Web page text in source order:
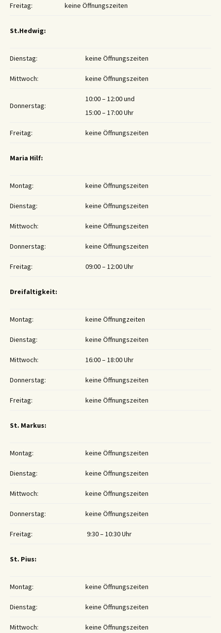
Freitag: keine Öffnungszeiten
St.Hedwig:
Dienstag: keine Öffnungszeiten
Mittwoch: keine Öffnungszeiten
Donnerstag:
10:00 – 12:00 und
15:00 – 17:00 Uhr
Freitag: keine Öffnungszeiten
Maria Hilf:
Montag: keine Öffnungszeiten
Dienstag: keine Öffnungszeiten
Mittwoch: keine Öffnungszeiten
Donnerstag: keine Öffnungszeiten
Freitag: 09:00 – 12:00 Uhr
Dreifaltigkeit:
Montag: keine Öffnungzeiten
Dienstag: keine Öffnungszeiten
Mittwoch: 16:00 – 18:00 Uhr
Donnerstag: keine Öffnungszeiten
Freitag: keine Öffnungszeiten
St. Markus:
Montag: keine Öffnungszeiten
Dienstag: keine Öffnungszeiten
Mittwoch: keine Öffnungszeiten
Donnerstag: keine Öffnungszeiten
Freitag: 9:30 – 10:30 Uhr
St. Pius:
Montag: keine Öffnungszeiten
Dienstag: keine Öffnungszeiten
Mittwoch: keine Öffnungszeiten